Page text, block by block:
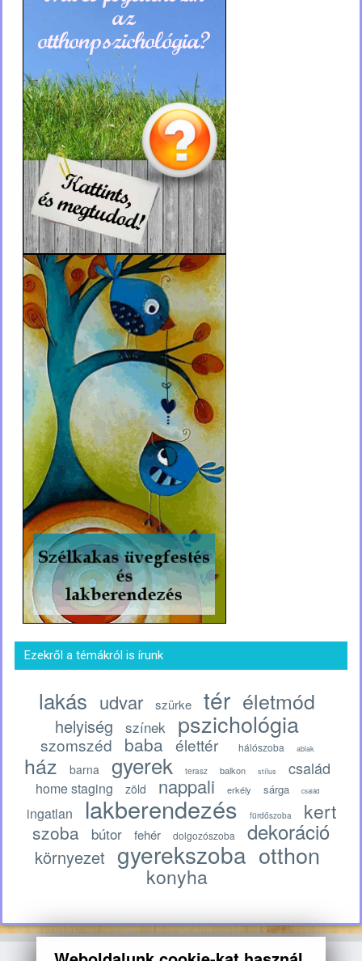
Ezekről a témákról is írunk
lakás udvar szürke tér életmód
helyiség színek pszichológia
szomszéd baba élettér hálószoba ablak
ház barna gyerek terasz balkon stílus család
home staging zöld nappali erkély sárga család
ingatlan lakberendezés fürdőszoba kert
szoba bútor fehér dolgozószoba dekoráció
környezet gyerekszoba otthon
konyha